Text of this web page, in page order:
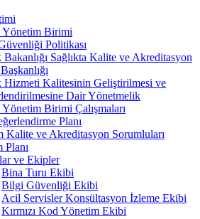
Yönetim Birimi
Politikası
Bakanlığı Sağlıkta Kalite ve Akreditasyon
Hizmeti Kalitesinin Geliştirilmesi ve
Dair Yönetmelik
Birimi Çalışmaları
Planı
Kalite ve Akreditasyon Sorumluları
Planı
ve Ekipler
Bina Turu Ekibi
Bilgi Güvenliği Ekibi
Acil Servisler Konsültasyon İzleme Ekibi
Kırmızı Kod Yönetim Ekibi